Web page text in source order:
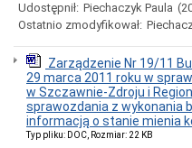
Uchwała
dla
województwa
dolnośląskiego
Fundusz
Szerokopasmowy
Konkurs
Udostępnił: Piechaczyk Paula
Ostatnio zmodyfikował:
Zarządzenie Nr 19/11
29 marca 2011 roku w
w Szczawnie-Zdroju i
sprawozdania z wykonania
informacją o stanie mienia
Typ pliku: DOC, Rozmiar: 22 KB